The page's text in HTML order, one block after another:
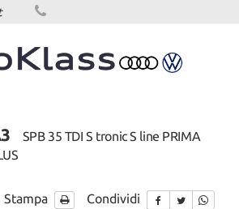
SPB 35 TDI S tronic S line PRIMA
Stampa Condividi